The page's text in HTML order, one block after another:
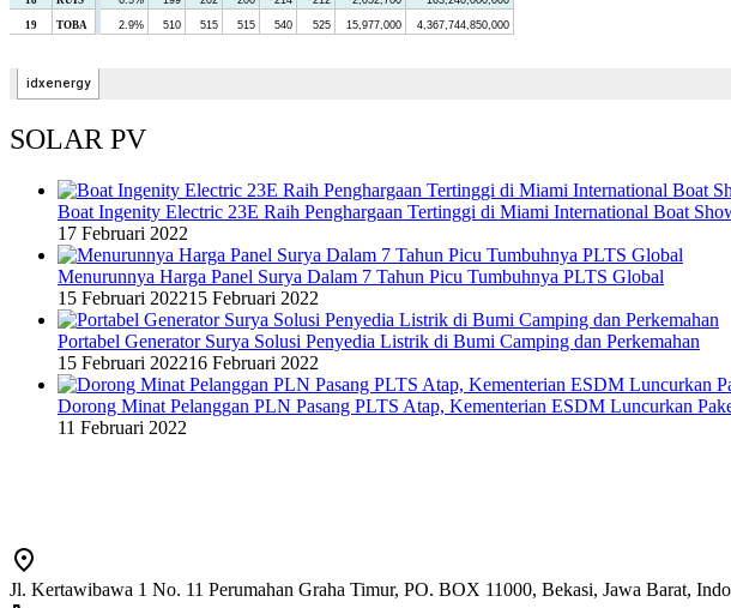
SOLAR PV
Boat Ingenity Electric 23E Raih Penghargaan Tertinggi di Miami International Boat
17 Februari 2022
Menurunnya Harga Panel Surya Dalam 7 Tahun Picu Tumbuhnya PLTS Global
15 Februari 202215 Februari 2022
Portabel Generator Surya Solusi Penyedia Listrik di Bumi Camping dan Perkemahan
15 Februari 202216 Februari 2022
Dorong Minat Pelanggan PLN Pasang PLTS Atap, Kementerian ESDM Luncurkan
11 Februari 2022
Jl. Kertawibawa 1 No. 11 Perumahan Graha Timur, PO. BOX 11000, Bekasi, Jawa Barat,